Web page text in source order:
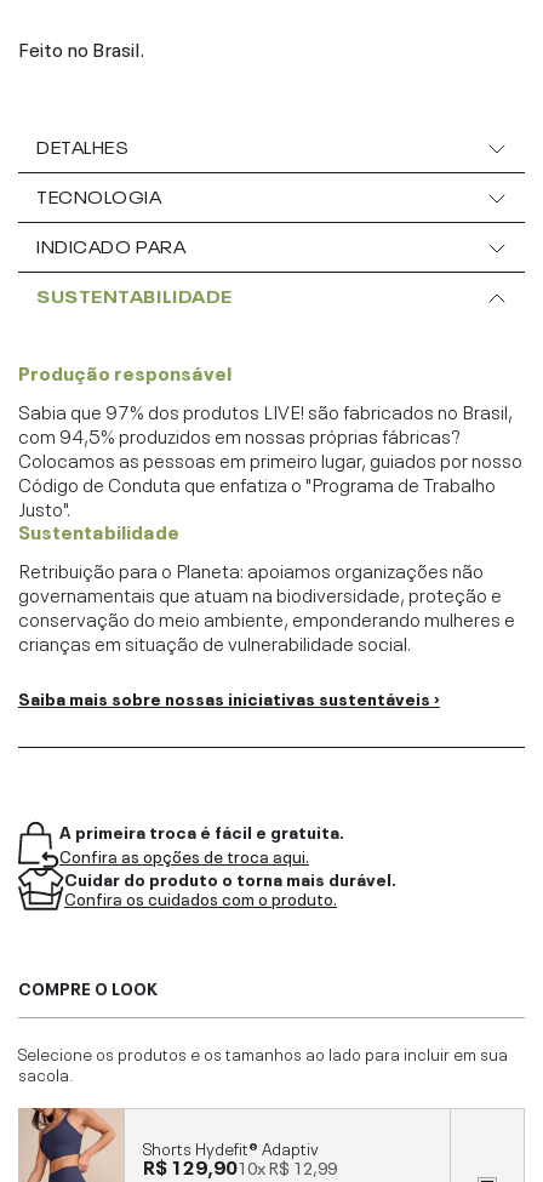
Feito no Brasil.
DETALHES
TECNOLOGIA
INDICADO PARA
SUSTENTABILIDADE
Produção responsável
Sabia que 97% dos produtos LIVE! são fabricados no Brasil,
com 94,5% produzidos em nossas próprias fábricas?
Colocamos as pessoas em primeiro lugar, guiados por nosso
Código de Conduta que enfatiza o "Programa de Trabalho
Justo".
Sustentabilidade
Retribuição para o Planeta: apoiamos organizações não
governamentais que atuam na biodiversidade, proteção e
conservação do meio ambiente, emponderando mulheres e
crianças em situação de vulnerabilidade social.
Saiba mais sobre nossas iniciativas sustentáveis ›
A primeira troca é fácil e gratuita.
Confira as opções de troca aqui.
Cuidar do produto o torna mais durável.
Confira os cuidados com o produto.
COMPRE O LOOK
Selecione os produtos e os tamanhos ao lado para incluir em sua
sacola.
Shorts Hydefit® Adaptiv
R$ 129,9010xR$ 12,99